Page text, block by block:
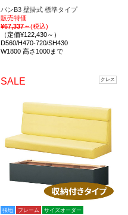
バンB3 壁掛式 標準タイプ
販売特価
¥67,337～(税込)
（定価¥122,430～）
D560/H470-720/SH430
W1800 高さ1000まで
SALE クレス
張地 フレーム サイズオーダー